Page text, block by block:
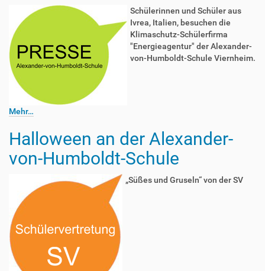
Schülerinnen und Schüler aus
Ivrea, Italien, besuchen die
Klimaschutz-Schülerfirma
"Energieagentur" der Alexander-
von-Humboldt-Schule Viernheim.
Mehr…
Halloween an der Alexander-
von-Humboldt-Schule
„Süßes und Gruseln“ von der SV